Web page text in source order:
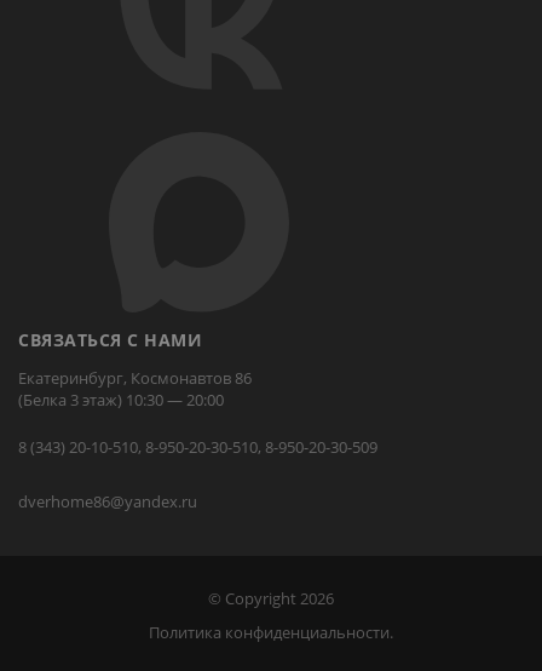
СВЯЗАТЬСЯ С НАМИ
Екатеринбург, Космонавтов 86
(Белка 3 этаж) 10:30 — 20:00
8 (343) 20-10-510, 8-950-20-30-510, 8-950-20-30-509
dverhome86@yandex.ru
© Copyright 2026
Политика конфиденциальности.